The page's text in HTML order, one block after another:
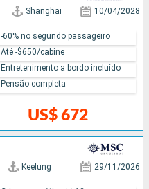
Shanghai 10/04/2028
US$ 672
-60% no segundo passageiro
Até -$650/cabine
Entretenimento a bordo incluído
Pensão completa
Keelung 29/11/2026